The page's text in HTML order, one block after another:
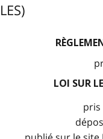
LES)
LOI SUR
pris